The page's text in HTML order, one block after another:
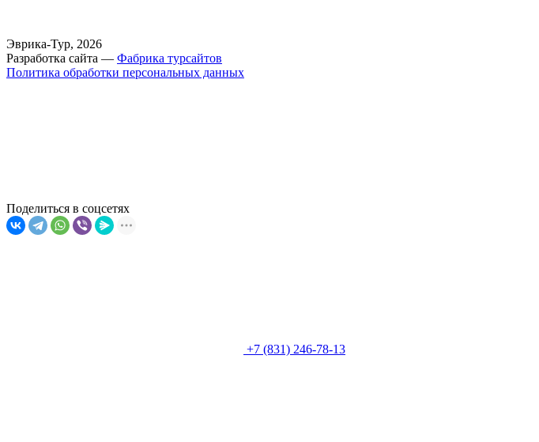
Эврика-Тур, 2026
Разработка сайта — Фабрика турсайтов
Политика обработки персональных данных
Поделиться в соцсетях
+7 (831) 246-78-13